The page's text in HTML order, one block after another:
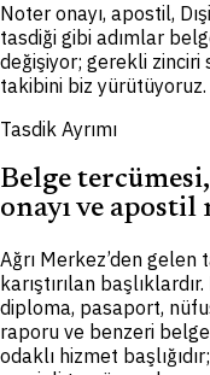
Noter onayı, apostil,
tasdiği gibi adımlar
değişiyor; gerekli zinciri
takibini biz yürütüyoruz.
Tasdik Ayrımı
Belge
onayı ve apostil
Ağrı Merkez’den
karıştırılan
diploma, pasaport,
raporu ve benzeri
odaklı hizmet